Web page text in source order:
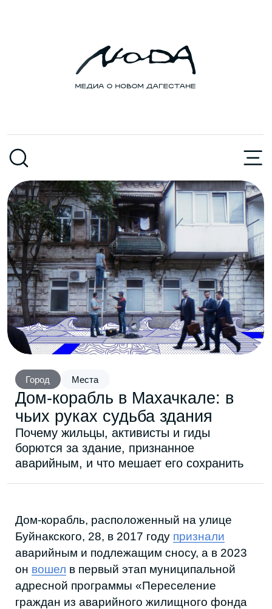
Дом-корабль в Махачкале: в
чьих руках судьба здания
Почему жильцы, активисты и гиды
аварийным, и что мешает его сохранить
Город Места
Дом-корабль, расположенный на улице
Буйнакского, 28, в 2017 годупризнали
аварийным и подлежащим сносу, а в 2023
вошелв первый этап муниципальной
адресной программы «Переселение
граждан из аварийного жилищного фонда
Жильцам должны были предоставить
компенсацию: либо новое жилье,
соответствующее требованиям жилищного
законодательства, либо финансовую
выплату, рассчитанную на основе
рыночной стоимости их помещений.
Расселение планировалось завершить до